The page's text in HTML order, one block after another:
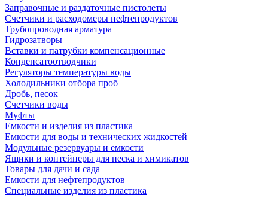
Заправочные и раздаточные пистолеты
Счетчики и расходомеры нефтепродуктов
Трубопроводная арматура
Гидрозатворы
Вставки и патрубки компенсационные
Конденсатоотводчики
Регуляторы температуры воды
Холодильники отбора проб
Дробь, песок
Счетчики воды
Муфты
Емкости и изделия из пластика
Емкости для воды и технических жидкостей
Модульные резервуары и емкости
Ящики и контейнеры для песка и химикатов
Товары для дачи и сада
Емкости для нефтепродуктов
Специальные изделия из пластика